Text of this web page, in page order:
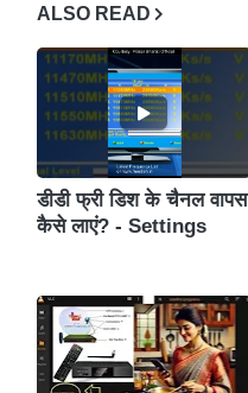
ALSO READ
डीडी फ्री डिश के चैनल वापस
कैसे लाएं? - Settings